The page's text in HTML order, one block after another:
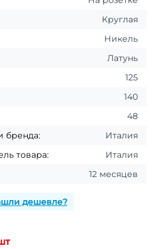
Круглая
Никель
Латунь
125
140
48
бренда:
Италия
товара:
Италия
12 месяцев
дешевле?